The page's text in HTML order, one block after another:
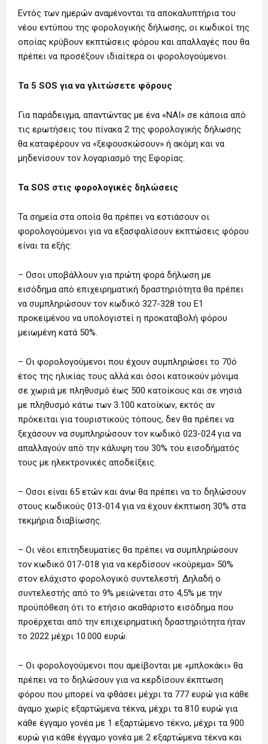
Εντός των ημερών αναμένονται τα αποκαλυπτήρια του
νέου εντύπου της φορολογικής δήλωσης, οι κωδικοί της
οποίας κρύβουν εκπτώσεις φόρου και απαλλαγές που θα
πρέπει να προσέξουν ιδιαίτερα οι φορολογούμενοι.
Τα 5 SOS για να γλιτώσετε φόρους
Για παράδειγμα, απαντώντας με ένα «ΝΑΙ» σε κάποια από
τις ερωτήσεις του πίνακα 2 της φορολογικής δήλωσης
θα καταφέρουν να «ξεφουσκώσουν» ή ακόμη και να
μηδενίσουν τον λογαριασμό της Εφορίας.
Τα SOS στις φορολογικές δηλώσεις
Τα σημεία στα οποία θα πρέπει να εστιάσουν οι
φορολογούμενοι για να εξασφαλίσουν εκπτώσεις φόρου
είναι τα εξής:
– Οσοι υποβάλλουν για πρώτη φορά δήλωση με
εισόδημα από επιχειρηματική δραστηριότητα θα πρέπει
να συμπληρώσουν τον κωδικό 327-328 του Ε1
προκειμένου να υπολογιστεί η προκαταβολή φόρου
μειωμένη κατά 50%.
– Οι φορολογούμενοι που έχουν συμπληρώσει το 70ό
έτος της ηλικίας τους αλλά και όσοι κατοικούν μόνιμα
σε χωριά με πληθυσμό έως 500 κατοίκους και σε νησιά
με πληθυσμό κάτω των 3.100 κατοίκων, εκτός αν
πρόκειται για τουριστικούς τόπους, δεν θα πρέπει να
ξεχάσουν να συμπληρώσουν τον κωδικό 023-024 για να
απαλλαγούν από την κάλυψη του 30% του εισοδήματός
τους με ηλεκτρονικές αποδείξεις.
– Οσοι είναι 65 ετών και άνω θα πρέπει να το δηλώσουν
στους κωδικούς 013-014 για να έχουν έκπτωση 30% στα
τεκμήρια διαβίωσης.
– Οι νέοι επιτηδευματίες θα πρέπει να συμπληρώσουν
τον κωδικό 017-018 για να κερδίσουν «κούρεμα» 50%
στον ελάχιστο φορολογικό συντελεστή. Δηλαδή ο
συντελεστής από το 9% μειώνεται στο 4,5% με την
προϋπόθεση ότι το ετήσιο ακαθάριστο εισόδημα που
προέρχεται από την επιχειρηματική δραστηριότητα ήταν
το 2022 μέχρι 10.000 ευρώ.
– Οι φορολογούμενοι που αμείβονται με «μπλοκάκι» θα
πρέπει να το δηλώσουν για να κερδίσουν έκπτωση
φόρου που μπορεί να φθάσει μέχρι τα 777 ευρώ για κάθε
άγαμο χωρίς εξαρτώμενα τέκνα, μέχρι τα 810 ευρώ για
κάθε έγγαμο γονέα με 1 εξαρτώμενο τέκνο, μέχρι τα 900
ευρώ για κάθε έγγαμο γονέα με 2 εξαρτώμενα τέκνα και